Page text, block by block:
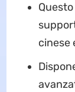
cinese